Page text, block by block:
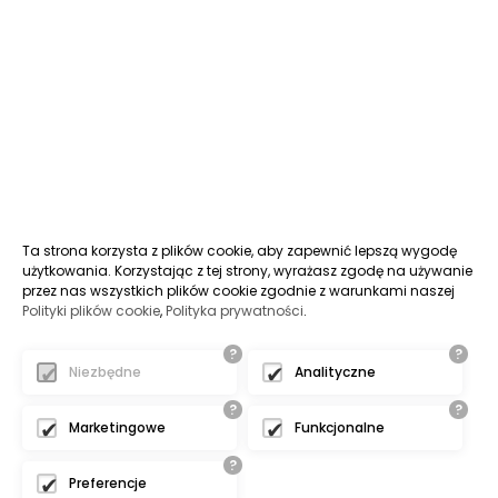
Ta strona korzysta z plików cookie, aby zapewnić lepszą wygodę
użytkowania. Korzystając z tej strony, wyrażasz zgodę na używanie
przez nas wszystkich plików cookie zgodnie z warunkami naszej
Polityki plików cookie,Polityka prywatności.
?
Niezbędne
?
Analityczne
?
Marketingowe
?
Funkcjonalne
?
Preferencje